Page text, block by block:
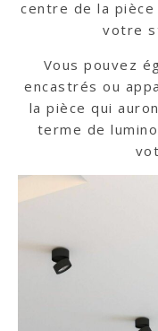
centre de la
votre
Vous pouvez
encastrés ou
la pièce qui
terme de